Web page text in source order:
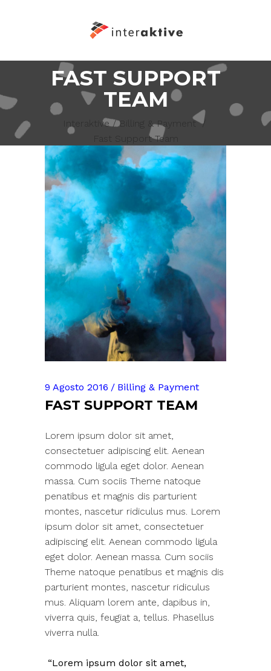
FAST SUPPORT
TEAM
Interaktive/Billing & Payment /
Fast Support Team
9 Agosto 2016 Billing & Payment
FAST SUPPORT TEAM
Lorem ipsum dolor sit amet,
consectetuer adipiscing elit. Aenean
commodo ligula eget dolor. Aenean
massa. Cum sociis Theme natoque
penatibus et magnis dis parturient
montes, nascetur ridiculus mus. Lorem
ipsum dolor sit amet, consectetuer
adipiscing elit. Aenean commodo ligula
eget dolor. Aenean massa. Cum sociis
Theme natoque penatibus et magnis dis
parturient montes, nascetur ridiculus
mus. Aliquam lorem ante, dapibus in,
viverra quis, feugiat a, tellus. Phasellus
viverra nulla.
Lorem ipsum dolor sit amet,